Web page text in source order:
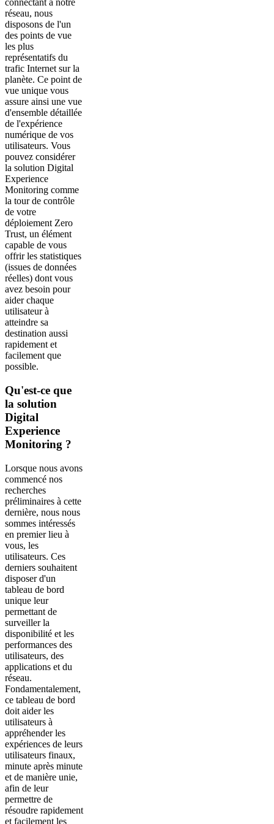
connectant à notre
réseau, nous
disposons de l'un
des points de vue
les plus
représentatifs du
trafic Internet sur la
planète. Ce point de
vue unique vous
assure ainsi une vue
d'ensemble détaillée
de l'expérience
numérique de vos
utilisateurs. Vous
pouvez considérer
la solution Digital
Experience
Monitoring comme
la tour de contrôle
de votre
déploiement Zero
Trust, un élément
capable de vous
offrir les statistiques
(issues de données
réelles) dont vous
avez besoin pour
aider chaque
utilisateur à
atteindre sa
destination aussi
rapidement et
facilement que
possible.
Qu'est-ce que
la solution
Digital
Experience
Monitoring ?
Lorsque nous avons
commencé nos
recherches
préliminaires à cette
dernière, nous nous
sommes intéressés
en premier lieu à
vous, les
utilisateurs. Ces
derniers souhaitent
disposer d'un
tableau de bord
unique leur
permettant de
surveiller la
disponibilité et les
performances des
utilisateurs, des
applications et du
réseau.
Fondamentalement,
ce tableau de bord
doit aider les
utilisateurs à
appréhender les
expériences de leurs
utilisateurs finaux,
minute après minute
et de manière unie,
afin de leur
permettre de
résoudre rapidement
et facilement les